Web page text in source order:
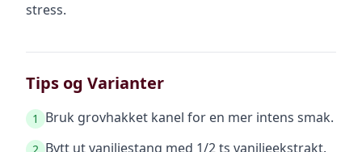
stress.
Tips og Varianter
1 Bruk grovhakket kanel for en mer intens smak.
Bytt ut vaniljestang med 1/2 ts vaniljeekstrakt.